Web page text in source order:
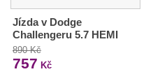
Jízda v Dodge
Challengeru 5.7 HEMI
890 Kč
757 Kč